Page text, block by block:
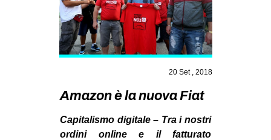
AREA
DEGENERAZIONE
GAZA FREESTYLE
CSOA LAMBRETTA
MSM
ZAM
20 Set , 2018
Amazon è la nuova Fiat
Capitalismo digitale – Tra i nostri
ordini online e il fatturato